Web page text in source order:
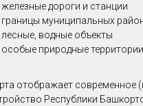
железные дороги и станции
границы муниципальных
лесные, водные объекты
особые природные
отображает современное
Республики